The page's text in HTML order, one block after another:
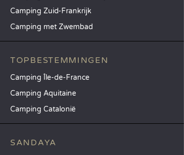
Camping Zuid-Frankrijk
Camping met Zwembad
TOPBESTEMMINGEN
Camping Île-de-France
Camping Aquitaine
Camping Catalonië
SANDAYA